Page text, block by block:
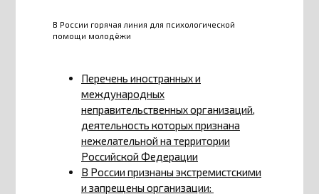
В России горячая линия для психологической
помощи молодёжи
Перечень иностранных и
международных
неправительственных организаций,
деятельность которых признана
нежелательной на территории
Российской Федерации
В России признаны экстремистскими
и запрещены организации: